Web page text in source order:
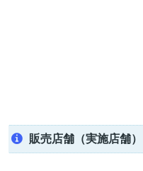
販売店舗（実施店舗）